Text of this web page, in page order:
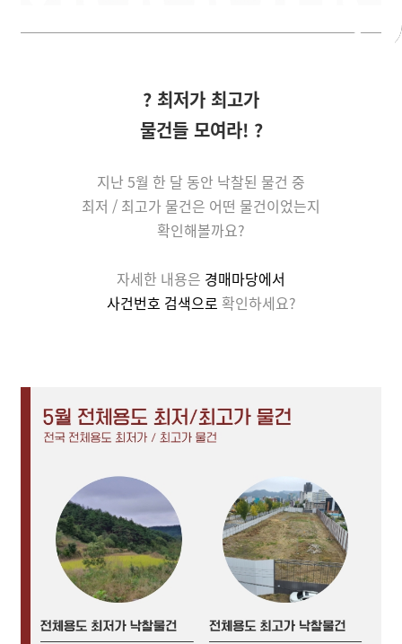
? 최저가 최고가
물건들 모여라! ?
지난 5월 한 달 동안 낙찰된 물건 중
최저 / 최고가 물건은 어떤 물건이었는지
확인해볼까요?
자세한 내용은 경매마당에서
사건번호 검색으로 확인하세요?